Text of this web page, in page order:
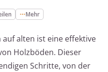
Mehr
alten ist eine effektive
Holzböden. Dieser
Schritte, von der